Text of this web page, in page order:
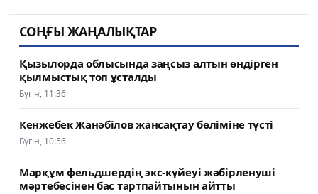
СОҢҒЫ ЖАҢАЛЫҚТАР
Қызылорда облысында заңсыз алтын өндірген
қылмыстық топ ұсталды
Бүгін, 11:36
Кенжебек Жанәбілов жансақтау бөліміне түсті
Бүгін, 10:56
Марқұм фельдшердің экс-күйеуі жәбірленуші
мәртебесінен бас тартпайтынын айтты